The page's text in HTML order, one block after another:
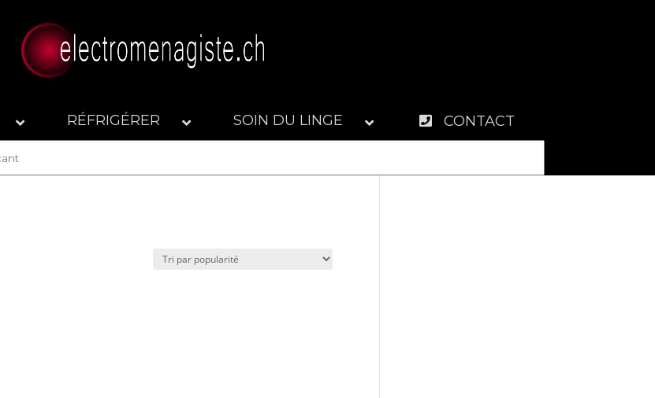
RÉFRIGÉRER SOIN DU LINGE CONTACT